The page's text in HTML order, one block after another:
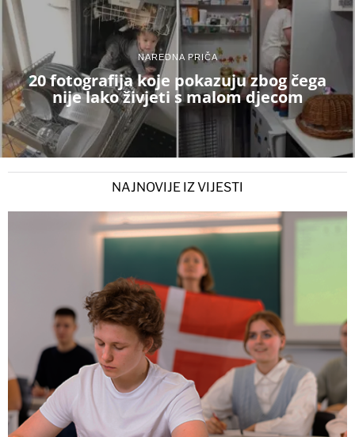
NAREDNA PRIČA
20 fotografija koje pokazuju zbog čega
nije lako živjeti s malom djecom
NAJNOVIJE IZ VIJESTI